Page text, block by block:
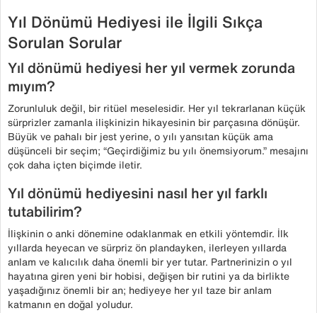
Yıl Dönümü Hediyesi ile İlgili Sıkça
Sorulan Sorular
Yıl dönümü hediyesi her yıl vermek zorunda
mıyım?
Zorunluluk değil, bir ritüel meselesidir. Her yıl tekrarlanan küçük
sürprizler zamanla ilişkinizin hikayesinin bir parçasına dönüşür.
Büyük ve pahalı bir jest yerine, o yılı yansıtan küçük ama
düşünceli bir seçim; “Geçirdiğimiz bu yılı önemsiyorum.” mesajını
çok daha içten biçimde iletir.
Yıl dönümü hediyesini nasıl her yıl farklı
tutabilirim?
İlişkinin o anki dönemine odaklanmak en etkili yöntemdir. İlk
yıllarda heyecan ve sürpriz ön plandayken, ilerleyen yıllarda
anlam ve kalıcılık daha önemli bir yer tutar. Partnerinizin o yıl
hayatına giren yeni bir hobisi, değişen bir rutini ya da birlikte
yaşadığınız önemli bir an; hediyeye her yıl taze bir anlam
katmanın en doğal yoludur.